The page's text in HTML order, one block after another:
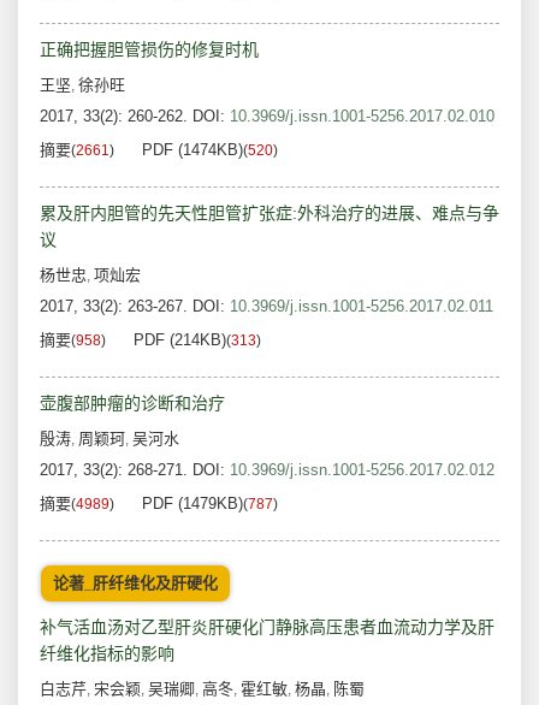
正确把握胆管损伤的修复时机
王坚, 徐孙旺
2017, 33(2): 260-262. DOI: 10.3969/j.issn.1001-5256.2017.02.010
摘要(2661) PDF (1474KB)(520)
累及肝内胆管的先天性胆管扩张症:外科治疗的进展、难点与争
议
杨世忠, 项灿宏
2017, 33(2): 263-267. DOI: 10.3969/j.issn.1001-5256.2017.02.011
摘要(958) PDF (214KB)(313)
壶腹部肿瘤的诊断和治疗
殷涛, 周颖珂, 吴河水
2017, 33(2): 268-271. DOI: 10.3969/j.issn.1001-5256.2017.02.012
摘要(4989) PDF (1479KB)(787)
论著_肝纤维化及肝硬化
补气活血汤对乙型肝炎肝硬化门静脉高压患者血流动力学及肝
纤维化指标的影响
白志芹, 宋会颖, 吴瑞卿, 高冬, 霍红敏, 杨晶, 陈蜀